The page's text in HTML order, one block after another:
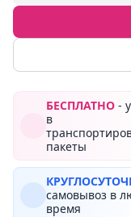
БЕСПЛАТНО -
в
пакеты
самовывоз в
время